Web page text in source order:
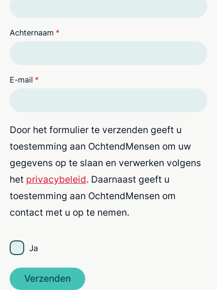
Achternaam *
E-mail *
Door het formulier te verzenden geeft u
toestemming aan OchtendMensen om uw
gegevens op te slaan en verwerken volgens
het privacybeleid. Daarnaast geeft u
toestemming aan OchtendMensen om
contact met u op te nemen.
Ja